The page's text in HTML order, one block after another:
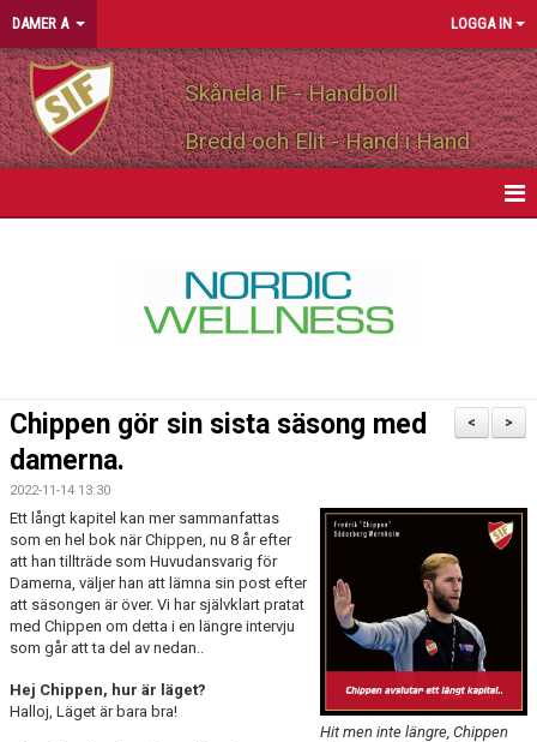
DAMER A LOGGA IN
Skånela IF - Handboll
Bredd och Elit - Hand i Hand
TRUPPEN
BILDGALLERI
DOKUMENT
KONTAKT
>
<
Chippen gör sin sista säsong med
damerna.
2022-11-14 13:30
Hit men inte längre, Chippen
Ett långt kapitel kan mer sammanfattas
som en hel bok när Chippen, nu 8 år efter
att han tillträde som Huvudansvarig för
Damerna, väljer han att lämna sin post efter
att säsongen är över. Vi har självklart pratat
med Chippen om detta i en längre intervju
som går att ta del av nedan..
Hej Chippen, hur är läget?
Halloj, Läget är bara bra!